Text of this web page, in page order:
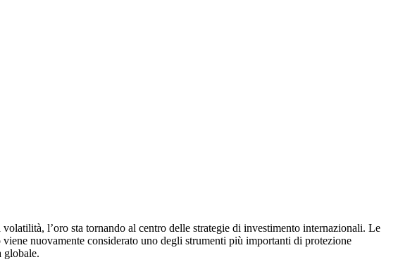
l’oro sta tornando al centro delle strategie di investimento internazionali. Le
nuovamente considerato uno degli strumenti più importanti di protezione
globale.